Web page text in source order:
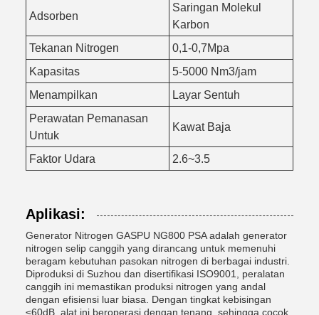
Adsorben
Saringan Molekul
Karbon
Tekanan Nitrogen
0,1-0,7Mpa
Kapasitas
5-5000 Nm3/jam
Menampilkan
Layar Sentuh
Perawatan Pemanasan
Untuk
Kawat Baja
Faktor Udara 2.6~3.5
Aplikasi:
Generator Nitrogen GASPU NG800 PSA adalah generator
nitrogen selip canggih yang dirancang untuk memenuhi
beragam kebutuhan pasokan nitrogen di berbagai industri.
Diproduksi di Suzhou dan disertifikasi ISO9001, peralatan
canggih ini memastikan produksi nitrogen yang andal
dengan efisiensi luar biasa. Dengan tingkat kebisingan
≤60dB, alat ini beroperasi dengan tenang, sehingga cocok